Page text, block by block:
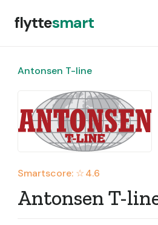
flyttesmart
Antonsen T-line
Smartscore: ☆4.6
Antonsen T-